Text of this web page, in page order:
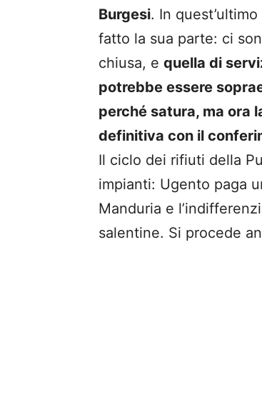
Burgesi. In
fatto la sua parte: ci
chiusa, e quella di
potrebbe essere
perché satura, ma ora
definitiva con il
Il ciclo dei rifiuti della
impianti: Ugento paga
Manduria e
salentine. Si procede